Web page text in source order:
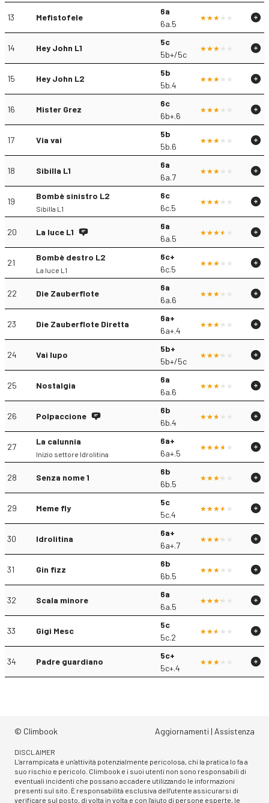
13 Mefistofele
6a
6a.5
14 Hey John L1
5c
5b+/5c
15 Hey John L2
5b
5b.4
16 Mister Grez
6c
6b+.6
17 Via vai
5b
5b.6
18 Sibilla L1
6a
6a.7
19
Bombè sinistro L2
Sibilla L1
6c
6c.5
20 La luce L1
6a
6a.5
21
Bombè destro L2
La luce L1
6c+
6c.5
22 Die Zauberflote
6a
6a.6
23 Die Zauberflote Diretta
6a+
6a+.4
24 Vai lupo
5b+
5b+/5c
25 Nostalgia
6a
6a.6
26 Polpaccione
6b
6b.4
27
La calunnia
Inizio settore Idrolitina
6a+
6a+.5
28 Senza nome 1
6b
6b.5
29 Meme fly
5c
5c.4
30 Idrolitina
6a+
6a+.7
31 Gin fizz
6b
6b.5
32 Scala minore
6a
6a.5
33 Gigi Mesc
5c
5c.2
34 Padre guardiano
5c+
5c+.4
© Climbook Aggiornamenti | Assistenza
DISCLAIMER
L'arrampicata è un'attività potenzialmente pericolosa, chi la pratica lo fa a
suo rischio e pericolo. Climbook e i suoi utenti non sono responsabili di
eventuali incidenti che possano accadere utilizzando le informazioni
presenti sul sito. È responsabilità esclusiva dell'utente assicurarsi di
verificare sul posto, di volta in volta e con l'aiuto di persone esperte, le